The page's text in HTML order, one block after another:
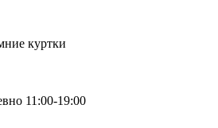
куртки
11:00-19:00